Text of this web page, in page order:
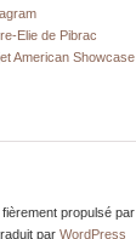
Elie de Pibrac
American Showcase
propulsé par
parWordPress